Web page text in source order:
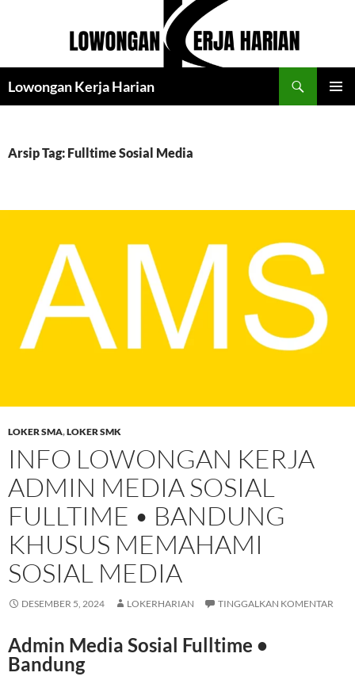
Lowongan Kerja Harian
Arsip Tag: Fulltime Sosial Media
LOKER SMA,LOKER SMK
INFO LOWONGAN KERJA
ADMIN MEDIA SOSIAL
FULLTIME • BANDUNG
KHUSUS MEMAHAMI
SOSIAL MEDIA
DESEMBER 5, 2024 LOKERHARIAN TINGGALKAN KOMENTAR
Admin Media Sosial Fulltime •
Bandung